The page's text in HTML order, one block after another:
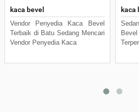
kaca bevel
Vendor Penyedia Kaca Bevel
Terbaik di Batu Sedang Mencari
Vendor Penyedia Kaca
kaca